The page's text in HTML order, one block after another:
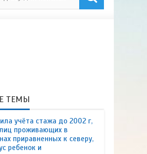
ТЕМЫ
учёта стажа до 2002 г,
проживающих в
приравненных к северу,
ребенок и